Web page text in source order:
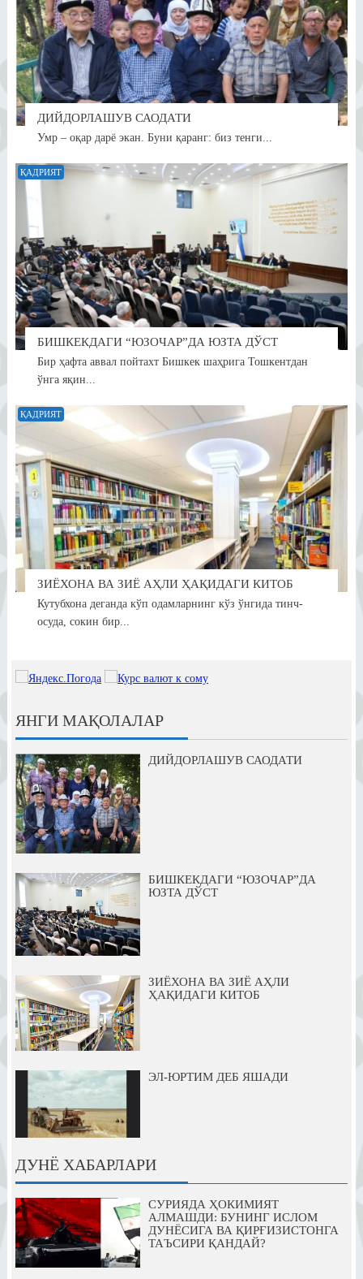
ДИЙДОРЛАШУВ САОДАТИ
Умр – оқар дарё экан. Буни қаранг: биз тенги...
ҚАДРИЯТ
БИШКЕКДАГИ “ЮЗОЧАР”ДА ЮЗТА ДЎСТ
Бир ҳафта аввал пойтахт Бишкек шаҳрига Тошкентдан
ўнга яқин...
ҚАДРИЯТ
ЗИЁХОНА ВА ЗИЁ АҲЛИ ҲАҚИДАГИ КИТОБ
Кутубхона деганда кўп одамларнинг кўз ўнгида тинч-
осуда, сокин бир...
ЯНГИ МАҚОЛАЛАР
ДИЙДОРЛАШУВ САОДАТИ
БИШКЕКДАГИ “ЮЗОЧАР”ДА
ЮЗТА ДЎСТ
ЗИЁХОНА ВА ЗИЁ АҲЛИ
ҲАҚИДАГИ КИТОБ
ЭЛ-ЮРТИМ ДЕБ ЯШАДИ
ДУНЁ ХАБАРЛАРИ
СУРИЯДА ҲОКИМИЯТ
АЛМАШДИ: БУНИНГ ИСЛОМ
ДУНЁСИГА ВА ҚИРҒИЗИСТОНГА
ТАЪСИРИ ҚАНДАЙ?